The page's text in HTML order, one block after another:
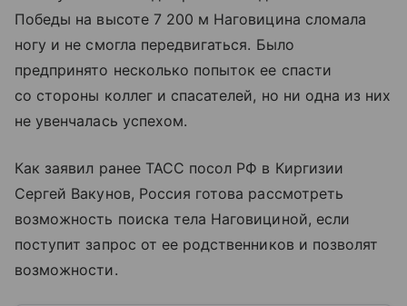
Победы на высоте 7 200 м Наговицина сломала
ногу и не смогла передвигаться. Было
предпринято несколько попыток ее спасти
со стороны коллег и спасателей, но ни одна из них
не увенчалась успехом.
Как заявил ранее ТАСС посол РФ в Киргизии
Сергей Вакунов, Россия готова рассмотреть
возможность поиска тела Наговициной, если
поступит запрос от ее родственников и позволят
возможности.